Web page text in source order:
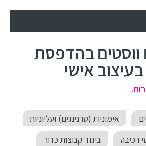
ווסטים בהדפסת
אישי
אימוניות (טרנינגים) ועליוניות
רכיבה
ביגוד קבוצות כדור